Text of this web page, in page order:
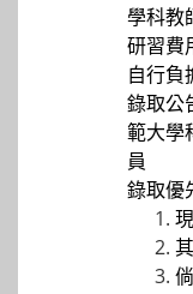
學科教
研習費
自行負
錄取公
範大學
員
錄取優